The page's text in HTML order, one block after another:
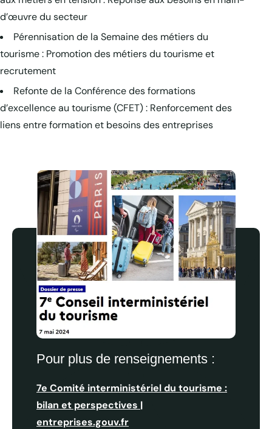
d’œuvre du secteur
Pérennisation de la Semaine des métiers du
tourisme : Promotion des métiers du tourisme et
recrutement
Refonte de la Conférence des formations
d’excellence au tourisme (CFET) : Renforcement des
liens entre formation et besoins des entreprises
Pour plus de renseignements :
7e Comité interministériel du tourisme :
bilan et perspectives |
entreprises.gouv.fr